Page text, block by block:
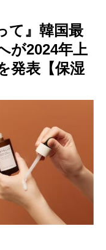
て』韓国最
が2024年上
発表【保湿